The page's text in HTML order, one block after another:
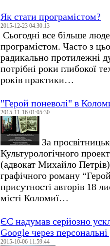
Як стати програмістом?
2015-12-23 04:30:13
Сьогодні все більше
програмістом. Часто з
радикально протилежні
потрібні роки глибокої
років практики…
"Герой поневолі" в
2015-11-16 01:05:30
За
Культурологічного
(адвокат Михайло
графічного роману
присутності авторів 18
місті Коломиї…
ЄC надумав серйозно
Google через персональні
2015-10-06 11:59:44